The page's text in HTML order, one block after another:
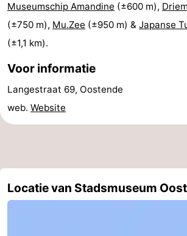
Wandelen
-
Paardrijden
-
Golfbanen
-
Surfen
Eten
en
Evenementen
Route
Museumschip Amandine (±600 m),
(±750 m), Mu.Zee (±950 m) & Japanse
(±1,1 km).
Voor informatie
Langestraat 69, Oostende
web. Website
Locatie van Stadsmuseum